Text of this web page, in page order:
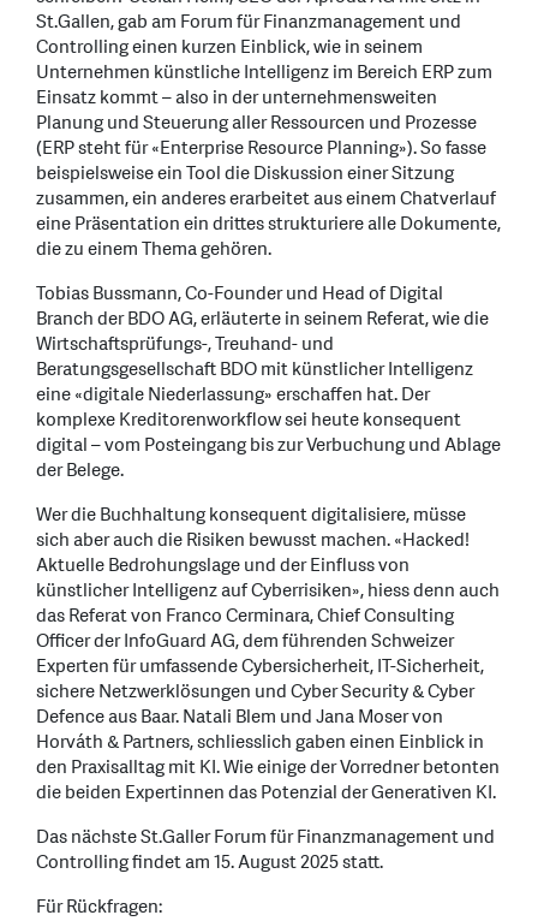
St.Gallen, gab am Forum für Finanzmanagement und
Controlling einen kurzen Einblick, wie in seinem
Unternehmen künstliche Intelligenz im Bereich ERP zum
Einsatz kommt – also in der unternehmensweiten
Planung und Steuerung aller Ressourcen und Prozesse
(ERP steht für «Enterprise Resource Planning»). So fasse
beispielsweise ein Tool die Diskussion einer Sitzung
zusammen, ein anderes erarbeitet aus einem Chatverlauf
eine Präsentation ein drittes strukturiere alle Dokumente,
die zu einem Thema gehören.
Tobias Bussmann, Co-Founder und Head of Digital
Branch der BDO AG, erläuterte in seinem Referat, wie die
Wirtschaftsprüfungs-, Treuhand- und
Beratungsgesellschaft BDO mit künstlicher Intelligenz
eine «digitale Niederlassung» erschaffen hat. Der
komplexe Kreditorenworkflow sei heute konsequent
digital – vom Posteingang bis zur Verbuchung und Ablage
der Belege.
Wer die Buchhaltung konsequent digitalisiere, müsse
sich aber auch die Risiken bewusst machen. «Hacked!
Aktuelle Bedrohungslage und der Einfluss von
künstlicher Intelligenz auf Cyberrisiken», hiess denn auch
das Referat von Franco Cerminara, Chief Consulting
Officer der InfoGuard AG, dem führenden Schweizer
Experten für umfassende Cybersicherheit, IT-Sicherheit,
sichere Netzwerklösungen und Cyber Security & Cyber
Defence aus Baar. Natali Blem und Jana Moser von
Horváth & Partners, schliesslich gaben einen Einblick in
den Praxisalltag mit KI. Wie einige der Vorredner betonten
die beiden Expertinnen das Potenzial der Generativen KI.
Das nächste St.Galler Forum für Finanzmanagement und
Controlling findet am 15. August 2025 statt.
Für Rückfragen: